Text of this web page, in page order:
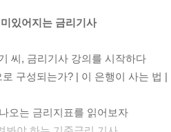
있어지는 금리기사
씨, 금리기사 강의를 시작하다
로 구성되는가? | 이 은행이 사는
오는 금리지표를 읽어보자